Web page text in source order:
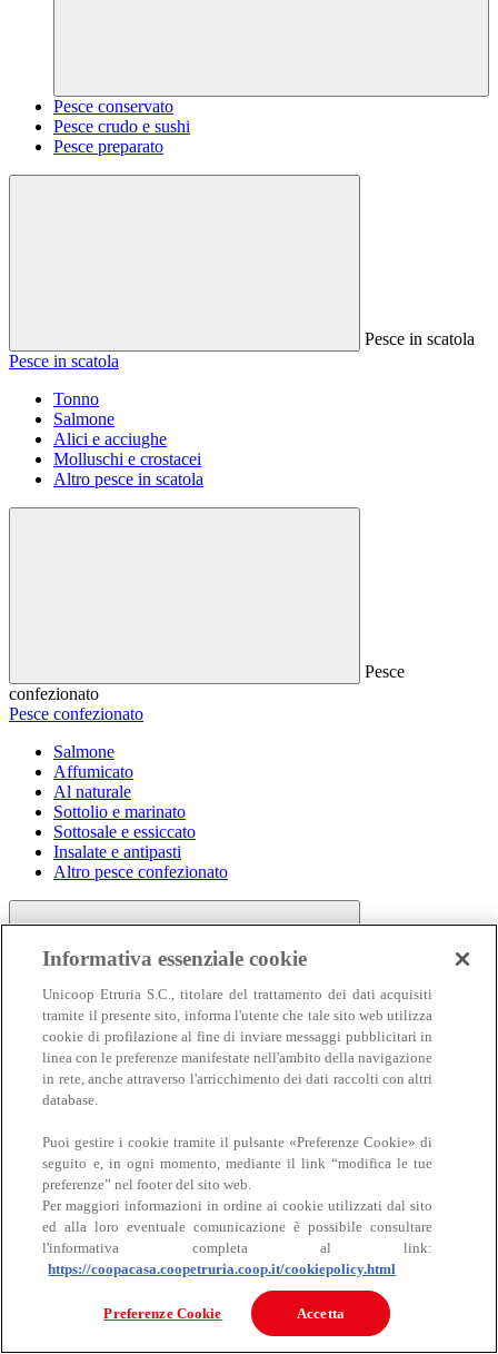
Pesce conservato
Pesce crudo e sushi
Pesce preparato
Pesce in scatola
Pesce in scatola
Tonno
Salmone
Alici e acciughe
Molluschi e crostacei
Altro pesce in scatola
Pesce
confezionato
Pesce confezionato
Salmone
Affumicato
Al naturale
Sottolio e marinato
Sottosale e essiccato
Insalate e antipasti
Altro pesce confezionato
Carne
Carne
Bovino
Informativa essenziale cookie
Unicoop Etruria S.C., titolare del trattamento dei dati acquisiti
tramite il presente sito, informa l'utente che tale sito web utilizza
cookie di profilazione al fine di inviare messaggi pubblicitari in
linea con le preferenze manifestate nell'ambito della navigazione
in rete, anche attraverso l'arricchimento dei dati raccolti con altri
database.
Puoi gestire i cookie tramite il pulsante «Preferenze Cookie» di
seguito e, in ogni momento, mediante il link “modifica le tue
preferenze” nel footer del sito web.
Per maggiori informazioni in ordine ai cookie utilizzati dal sito
ed alla loro eventuale comunicazione è possibile consultare
l'informativa completa al link:
https://coopacasa.coopetruria.coop.it/cookiepolicy.html
Preferenze Cookie Accetta